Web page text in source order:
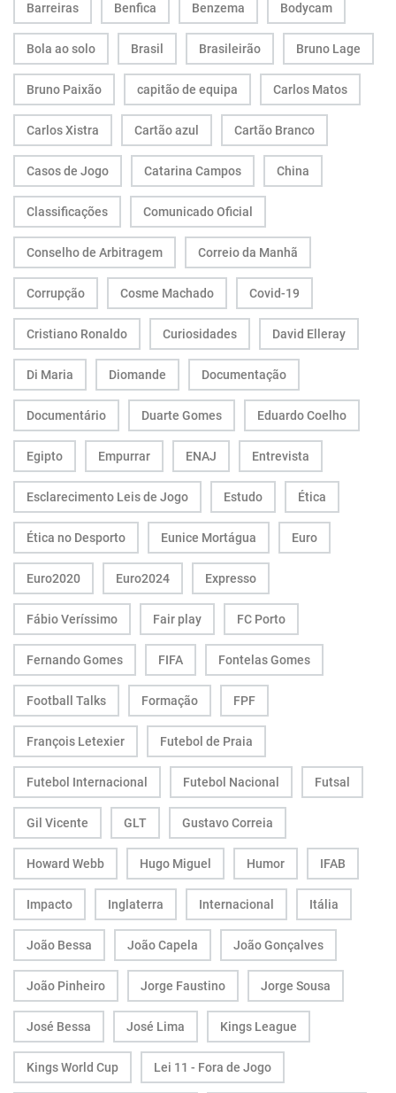
Barreiras Benfica Benzema Bodycam
Bola ao solo Brasil Brasileirão Bruno Lage
Bruno Paixão capitão de equipa Carlos Matos
Carlos Xistra Cartão azul Cartão Branco
Casos de Jogo Catarina Campos China
Classificações Comunicado Oficial
Conselho de Arbitragem Correio da Manhã
Corrupção Cosme Machado Covid-19
Cristiano Ronaldo Curiosidades David Elleray
Di Maria Diomande Documentação
Documentário Duarte Gomes Eduardo Coelho
Egipto Empurrar ENAJ Entrevista
Esclarecimento Leis de Jogo Estudo Ética
Ética no Desporto Eunice Mortágua Euro
Euro2020 Euro2024 Expresso
Fábio Veríssimo Fair play FC Porto
Fernando Gomes FIFA Fontelas Gomes
Football Talks Formação FPF
François Letexier Futebol de Praia
Futebol Internacional Futebol Nacional Futsal
Gil Vicente GLT Gustavo Correia
Howard Webb Hugo Miguel Humor IFAB
Impacto Inglaterra Internacional Itália
João Bessa João Capela João Gonçalves
João Pinheiro Jorge Faustino Jorge Sousa
José Bessa José Lima Kings League
Kings World Cup Lei 11 - Fora de Jogo